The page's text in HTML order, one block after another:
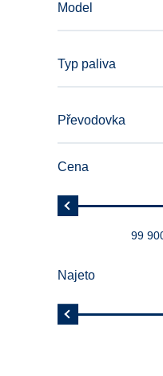
Model
Typ paliva
Převodovka
Cena
99
Najeto